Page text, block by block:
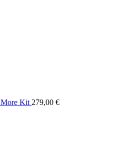
Kit 279,00 €